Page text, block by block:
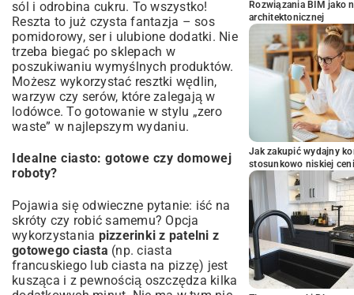
sól i odrobina cukru. To wszystko!
Reszta to już czysta fantazja – sos
pomidorowy, ser i ulubione dodatki. Nie
trzeba biegać po sklepach w
poszukiwaniu wymyślnych produktów.
Możesz wykorzystać resztki wędlin,
warzyw czy serów, które zalegają w
lodówce. To gotowanie w stylu „zero
waste” w najlepszym wydaniu.
Idealne ciasto: gotowe czy domowej
roboty?
Pojawia się odwieczne pytanie: iść na
skróty czy robić samemu? Opcja
wykorzystania pizzerinki z patelni z
gotowego ciasta (np. ciasta
francuskiego lub ciasta na pizzę) jest
kusząca i z pewnością oszczędza kilka
Rozwiązania BIM jako
architektonicznej
Jak zakupić wydajny
stosunkowo niskiej